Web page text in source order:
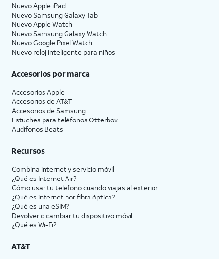
Nuevo Apple iPad
Nuevo Samsung Galaxy Tab
Nuevo Apple Watch
Nuevo Samsung Galaxy Watch
Nuevo Google Pixel Watch
Nuevo reloj inteligente para niños
Accesorios por marca
Accesorios Apple
Accesorios de AT&T
Accesorios de Samsung
Estuches para teléfonos Otterbox
Audífonos Beats
Recursos
Combina internet y servicio móvil
¿Qué es Internet Air?
Cómo usar tu teléfono cuando viajas al exterior
¿Qué es internet por fibra óptica?
¿Qué es una eSIM?
Devolver o cambiar tu dispositivo móvil
¿Qué es Wi-Fi?
AT&T